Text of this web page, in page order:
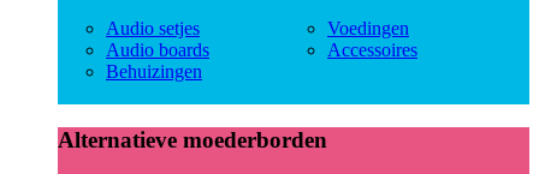
Audio setjes
Audio boards
Behuizingen
Voedingen
Accessoires
Alternatieve moederborden